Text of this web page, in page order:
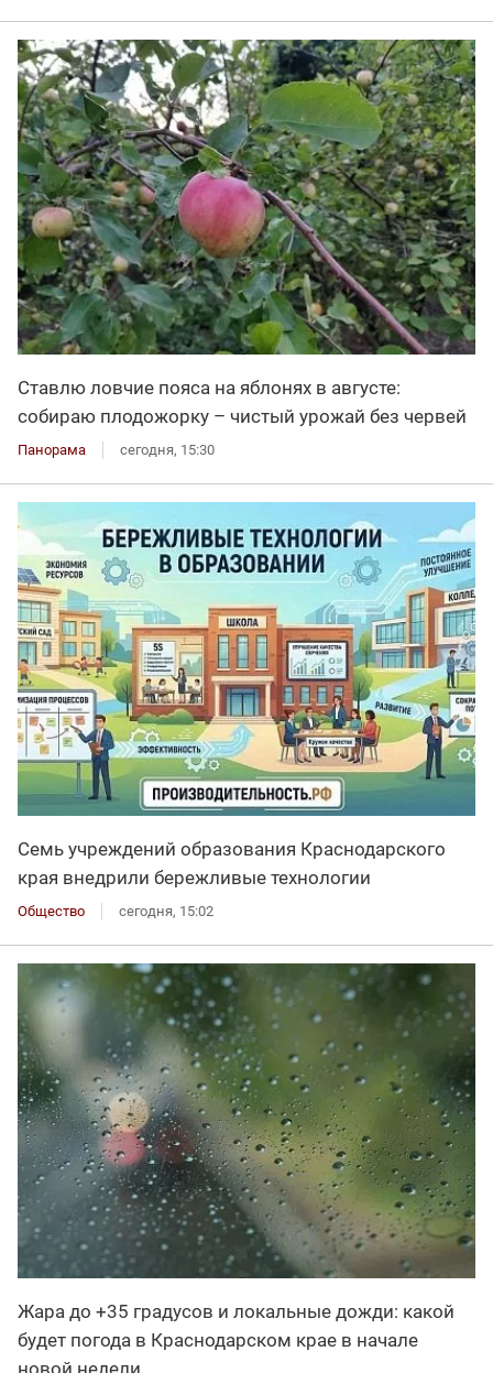
Ставлю ловчие пояса на яблонях в августе:
собираю плодожорку – чистый урожай без червей
Панорама сегодня, 15:30
Семь учреждений образования Краснодарского
края внедрили бережливые технологии
Общество сегодня, 15:02
Жара до +35 градусов и локальные дожди: какой
будет погода в Краснодарском крае в начале